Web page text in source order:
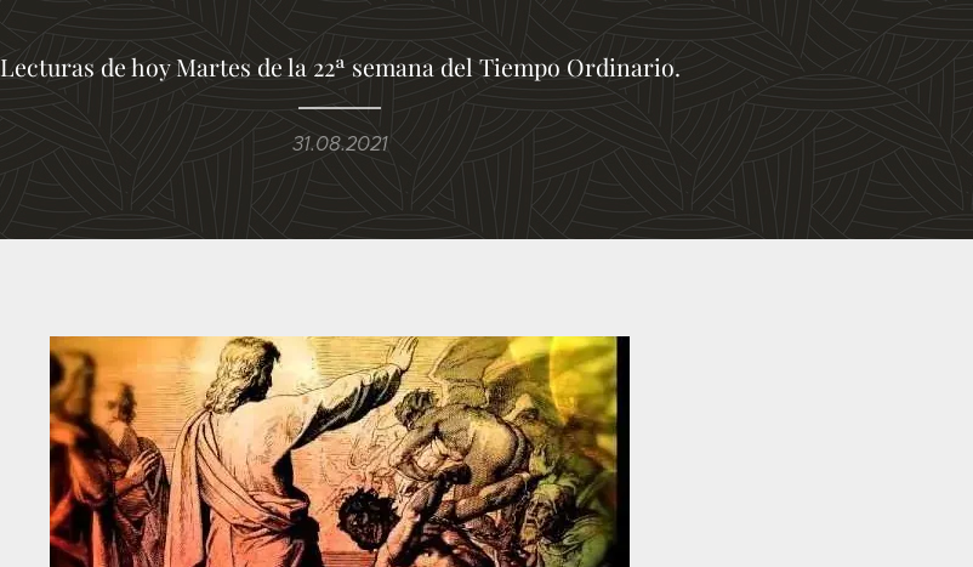
Lecturas de hoy Martes de la 22ª semana del Tiempo Ordinario.
31.08.2021